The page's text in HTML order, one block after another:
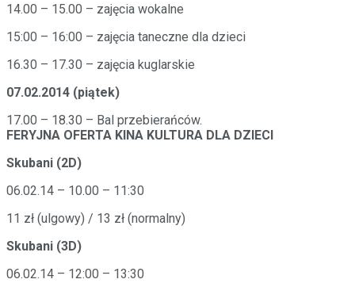
14.00 – 15.00 – zajęcia wokalne
15:00 – 16:00 – zajęcia taneczne dla dzieci
16.30 – 17.30 – zajęcia kuglarskie
07.02.2014 (piątek)
17.00 – 18.30 – Bal przebierańców.
FERYJNA OFERTA KINA KULTURA DLA DZIECI
Skubani (2D)
06.02.14 – 10.00 – 11:30
11 zł (ulgowy) / 13 zł (normalny)
Skubani (3D)
06.02.14 – 12:00 – 13:30